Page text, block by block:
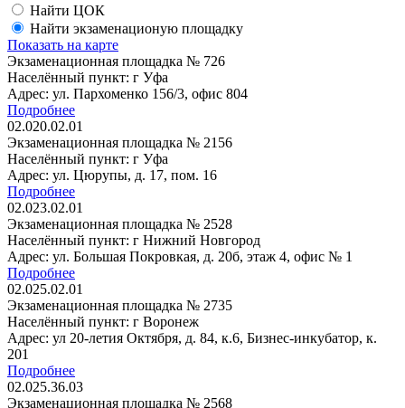
Найти ЦОК
Найти экзаменационую площадку
Показать на карте
Экзаменационная площадка № 726
Населённый пункт: г Уфа
Адрес: ул. Пархоменко 156/3, офис 804
Подробнее
02.020.02.01
Экзаменационная площадка № 2156
Населённый пункт: г Уфа
Адрес: ул. Цюрупы, д. 17, пом. 16
Подробнее
02.023.02.01
Экзаменационная площадка № 2528
Населённый пункт: г Нижний Новгород
Адрес: ул. Большая Покровкая, д. 20б, этаж 4, офис № 1
Подробнее
02.025.02.01
Экзаменационная площадка № 2735
Населённый пункт: г Воронеж
Адрес: ул 20-летия Октября, д. 84, к.6, Бизнес-инкубатор, к.
201
Подробнее
02.025.36.03
Экзаменационная площадка № 2568